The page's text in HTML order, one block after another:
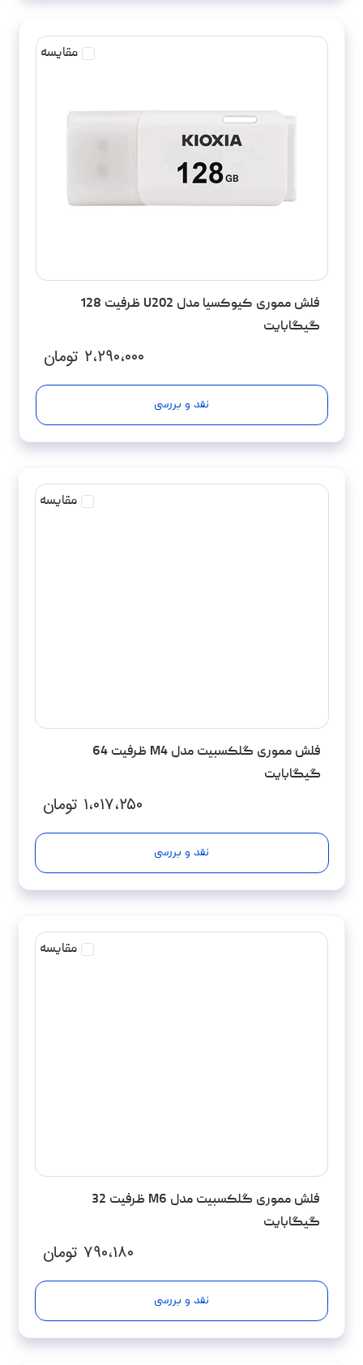
مقایسه
فلش مموری کیوکسیا مدل U202 ظرفیت 128
گیگابایت
۲،۲۹۰،۰۰۰ تومان
نقد و بررسی
مقایسه
فلش مموری گلکسبیت مدل M4 ظرفیت 64
گیگابایت
۱،۰۱۷،۲۵۰ تومان
نقد و بررسی
مقایسه
فلش مموری گلکسبیت مدل M6 ظرفیت 32
گیگابایت
۷۹۰،۱۸۰ تومان
نقد و بررسی